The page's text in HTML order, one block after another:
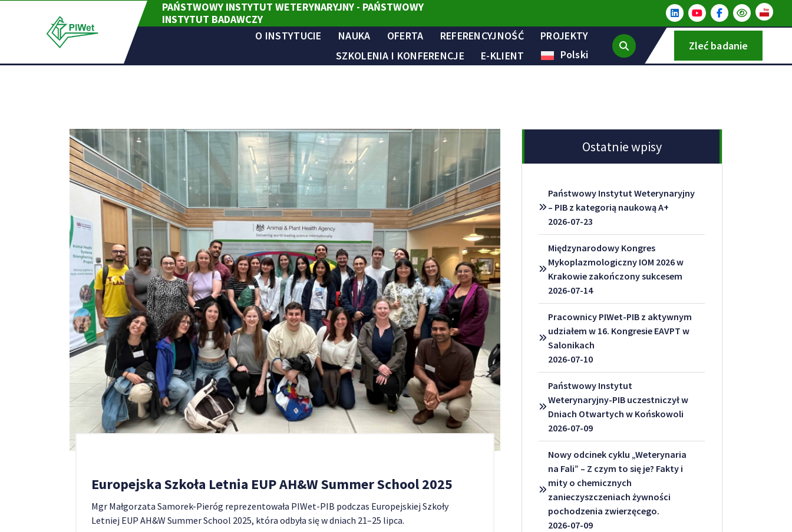
PAŃSTWOWY INSTYTUT WETERYNARYJNY - PAŃSTWOWY
INSTYTUT BADAWCZY
O INSTYTUCIE
NAUKA OFERTA REFERENCYJNOŚĆ
PROJEKTY
SZKOLENIA I KONFERENCJE
E-KLIENT Polski
Zleć badanie
Europejska Szkoła Letnia EUP AH&W Summer School 2025
Mgr Małgorzata Samorek-Pieróg reprezentowała PIWet-PIB podczas Europejskiej Szkoły
Letniej EUP AH&W Summer School 2025, która odbyła się w dniach 21–25 lipca.
Ostatnie wpisy
Państwowy Instytut Weterynaryjny
– PIB z kategorią naukową A+
2026-07-23
Międzynarodowy Kongres
Mykoplazmologiczny IOM 2026 w
Krakowie zakończony sukcesem
2026-07-14
Pracownicy PIWet-PIB z aktywnym
udziałem w 16. Kongresie EAVPT w
Salonikach
2026-07-10
Państwowy Instytut
Weterynaryjny-PIB uczestniczył w
Dniach Otwartych w Końskowoli
2026-07-09
Nowy odcinek cyklu „Weterynaria
na Fali” – Z czym to się je? Fakty i
mity o chemicznych
zanieczyszczeniach żywności
pochodzenia zwierzęcego.
2026-07-09